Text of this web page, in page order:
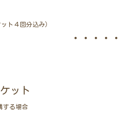
ット４回分込み）
・・・・・
ット
する場合